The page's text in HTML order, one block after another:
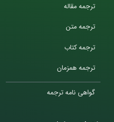
ترجمه مقاله
ترجمه متن
ترجمه کتاب
ترجمه همزمان
گواهی نامه ترجمه